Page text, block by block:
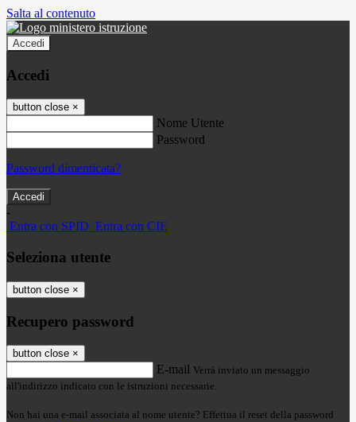
Salta al contenuto
Accedi
Accedi
button close ×
Nome Utente
Password
Password dimenticata?
-
Entra con SPID Entra con CIE
Seleziona utente
button close ×
Recupero password
button close ×
E-mail Verrà inviato un messaggio
all'indirizzo indicato con le istruzioni necessarie.
Non hai una e-mail associata al nome utente? Effettua il reset della password